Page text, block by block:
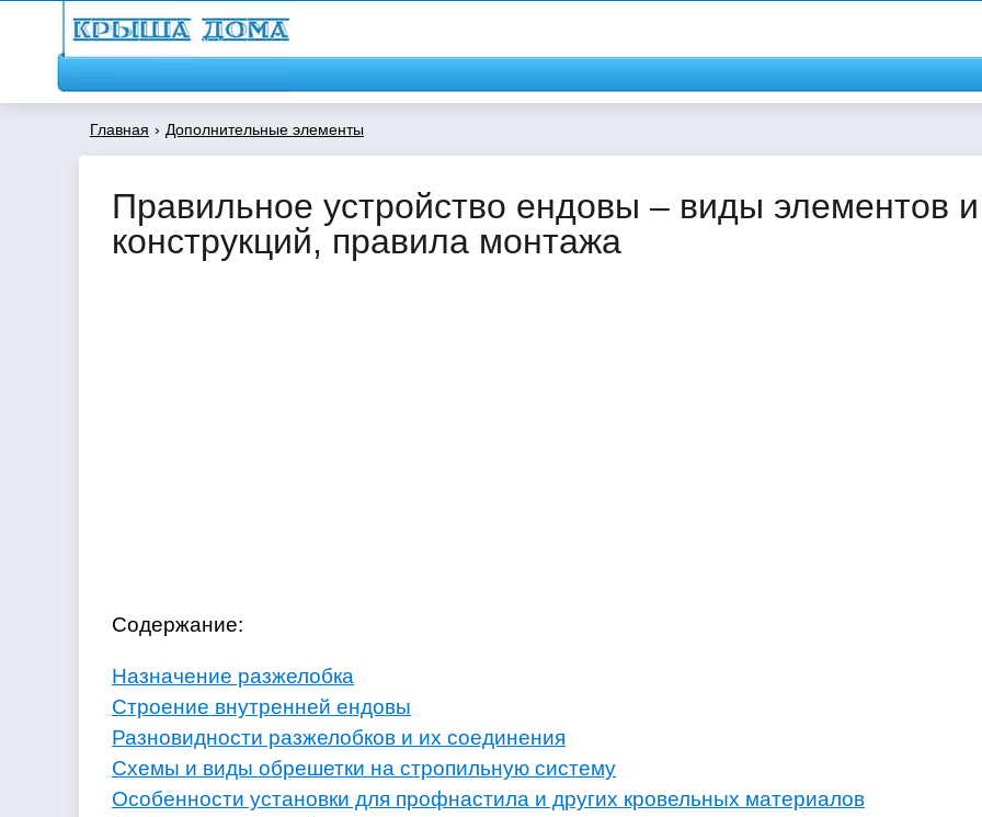
Главная › Дополнительные элементы
Правильное устройство ендовы – виды элементов и
конструкций, правила монтажа
Содержание:
Назначение разжелобка
Строение внутренней ендовы
Разновидности разжелобков и их соединения
Схемы и виды обрешетки на стропильную систему
Особенности установки для профнастила и других кровельных материалов